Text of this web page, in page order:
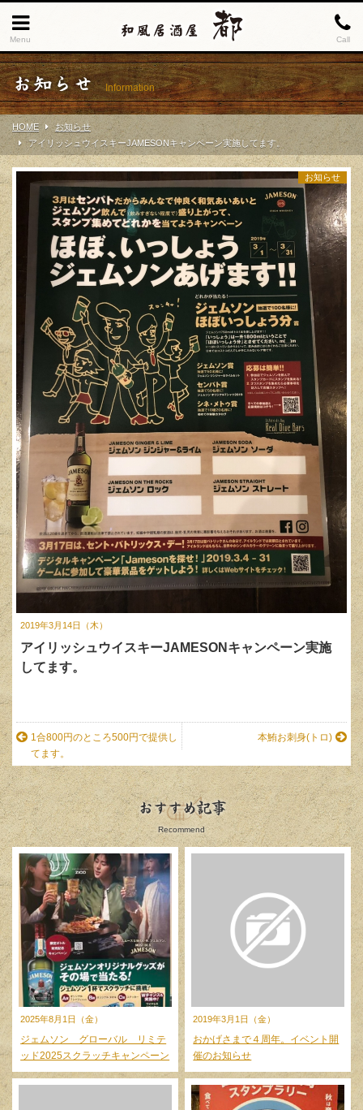
Menu Call
お知らせ Information
HOME
お知らせ
アイリッシュウイスキーJAMESONキャンペーン実施してます。
2019年3月14日（木）
お知らせ
アイリッシュウイスキーJAMESONキャンペーン実施
してます。
1合800円のところ500円で提供し
てます。
本鮪お刺身(トロ)
おすすめ記事
Recommend
2025年8月1日（金）
ジェムソン グローバル リミテ
ッド2025スクラッチキャンペーン
2019年3月1日（金）
おかげさまで４周年。イベント開
催のお知らせ